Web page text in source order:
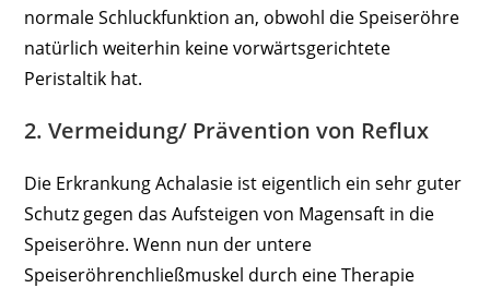
normale Schluckfunktion an, obwohl die Speiseröhre
natürlich weiterhin keine vorwärtsgerichtete
Peristaltik hat.
2. Vermeidung/ Prävention von Reflux
Die Erkrankung Achalasie ist eigentlich ein sehr guter
Schutz gegen das Aufsteigen von Magensaft in die
Speiseröhre. Wenn nun der untere
Speiseröhrenchließmuskel durch eine Therapie